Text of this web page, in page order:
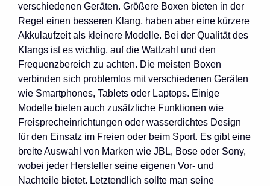
verschiedenen Geräten. Größere Boxen bieten in der
Regel einen besseren Klang, haben aber eine kürzere
Akkulaufzeit als kleinere Modelle. Bei der Qualität des
Klangs ist es wichtig, auf die Wattzahl und den
Frequenzbereich zu achten. Die meisten Boxen
verbinden sich problemlos mit verschiedenen Geräten
wie Smartphones, Tablets oder Laptops. Einige
Modelle bieten auch zusätzliche Funktionen wie
Freisprecheinrichtungen oder wasserdichtes Design
für den Einsatz im Freien oder beim Sport. Es gibt eine
breite Auswahl von Marken wie JBL, Bose oder Sony,
wobei jeder Hersteller seine eigenen Vor- und
Nachteile bietet. Letztendlich sollte man seine